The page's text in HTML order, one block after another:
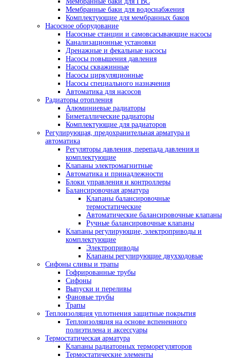
Мембранные баки для водоснабжения
Комплектующие для мембранных баков
Насосное оборудование
Насосные станции и самовсасывающие насосы
Канализационные установки
Дренажные и фекальные насосы
Насосы повышения давления
Насосы скважинные
Насосы циркуляционные
Насосы специального назначения
Автоматика для насосов
Радиаторы отопления
Алюминиевые радиаторы
Биметаллические радиаторы
Комплектующие для радиаторов
Регулирующая, предохранительная арматура и
автоматика
Регуляторы давления, перепада давления и
комплектующие
Клапаны электромагнитные
Автоматика и принадлежности
Блоки управления и контроллеры
Балансировочная арматура
Клапаны балансировочные
термостатические
Автоматические балансировочные клапаны
Ручные балансировочные клапаны
Клапаны регулирующие, электроприводы и
комплектующие
Электроприводы
Клапаны регулирующие двухходовые
Сифоны сливы и трапы
Гофрированные трубы
Сифоны
Выпуски и переливы
Фановые трубы
Трапы
Теплоизоляция уплотнения защитные покрытия
Теплоизоляция на основе вспененного
полиэтилена и аксессуары
Термостатическая арматура
Клапаны радиаторных терморегуляторов
Термостатические элементы